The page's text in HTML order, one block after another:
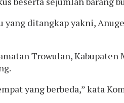
ditangkap yakni,
Trowulan,
yang berbeda,” kata